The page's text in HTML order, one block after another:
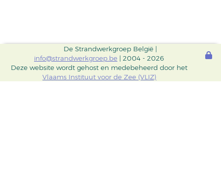
De Strandwerkgroep België |
info@strandwerkgroep.be | 2004 - 2026
Deze website wordt gehost en medebeheerd door het
Vlaams Instituut voor de Zee (VLIZ)